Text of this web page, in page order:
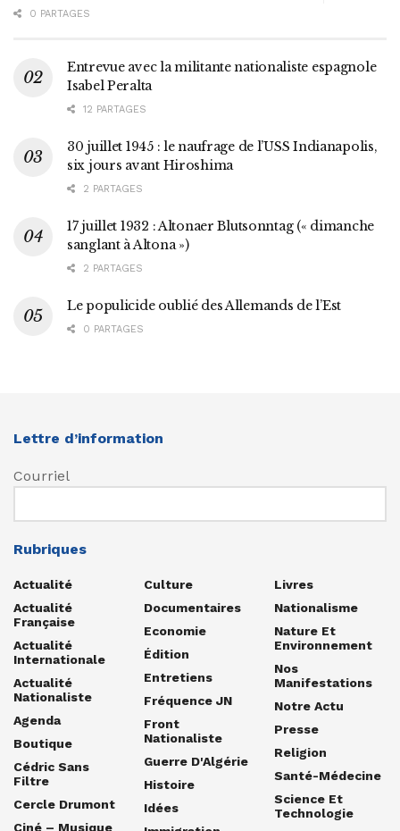
0 PARTAGES
Entrevue avec la militante nationaliste espagnole
Isabel Peralta
12 PARTAGES
30 juillet 1945 : le naufrage de l’USS Indianapolis,
six jours avant Hiroshima
2 PARTAGES
17 juillet 1932 : Altonaer Blutsonntag (« dimanche
sanglant à Altona »)
2 PARTAGES
Le populicide oublié des Allemands de l’Est
0 PARTAGES
Lettre d’information
Courriel
Rubriques
Actualité
Actualité
Française
Actualité
Internationale
Actualité
Nationaliste
Agenda
Boutique
Cédric Sans
Filtre
Cercle Drumont
Ciné – Musique
Culture
Documentaires
Economie
Édition
Entretiens
Fréquence JN
Front
Nationaliste
Guerre D'Algérie
Histoire
Idées
Livres
Nationalisme
Nature Et
Environnement
Nos
Manifestations
Notre Actu
Presse
Religion
Santé-Médecine
Science Et
Technologie